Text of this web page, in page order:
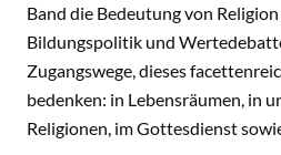
Band die Bedeutung von
Bildungspolitik und
Zugangswege, dieses
bedenken: in Lebensräumen, in
Religionen, im Gottesdienst